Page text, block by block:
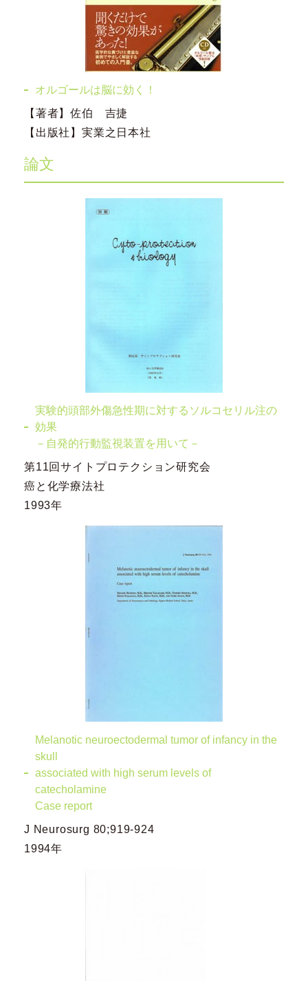
オルゴールは脳に効く！
【著者】佐伯 吉捷
【出版社】実業之日本社
論文
実験的頭部外傷急性期に対するソルコセリル注の
効果
－自発的行動監視装置を用いて－
第11回サイトプロテクション研究会
癌と化学療法社
1993年
Melanotic neuroectodermal tumor of infancy in the
skull
associated with high serum levels of
catecholamine
Case report
J Neurosurg 80;919-924
1994年